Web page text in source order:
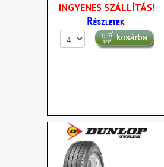
INGYENES SZÁLLÍTÁS!